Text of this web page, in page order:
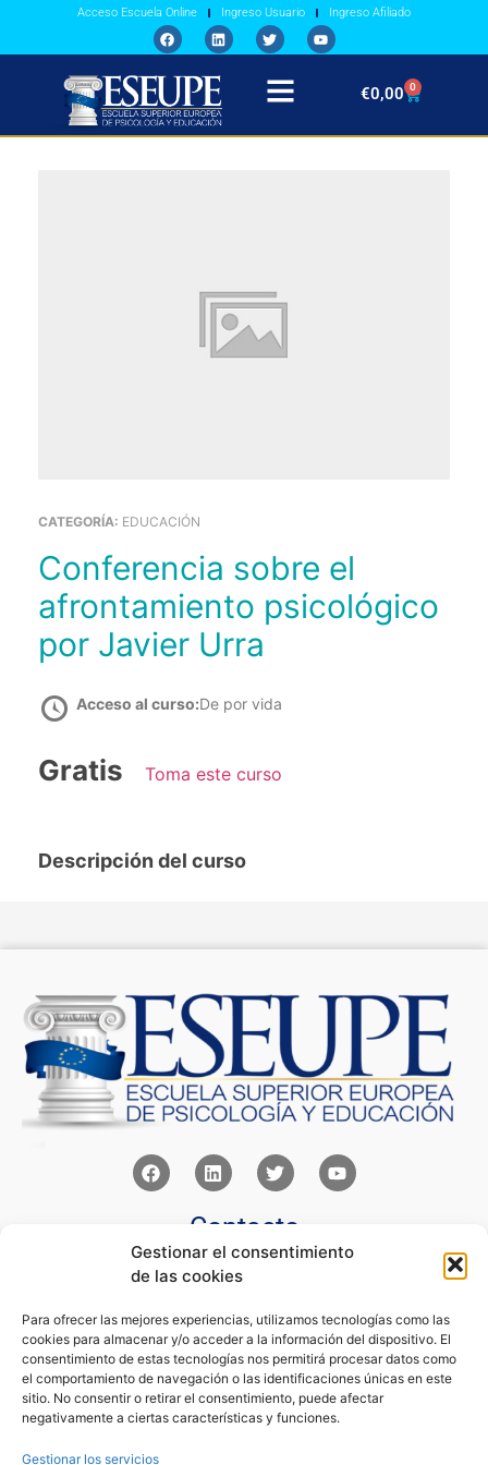
Gestionar el consentimiento
de las cookies
Para ofrecer las mejores experiencias, utilizamos tecnologías como las
cookies para almacenar y/o acceder a la información del dispositivo. El
consentimiento de estas tecnologías nos permitirá procesar datos como
el comportamiento de navegación o las identificaciones únicas en este
sitio. No consentir o retirar el consentimiento, puede afectar
negativamente a ciertas características y funciones.
Gestionar los servicios
Acceso Escuela Online Ingreso Usuario Ingreso Afiliado
€0,00 0
CATEGORÍA: EDUCACIÓN
Conferencia sobre el
afrontamiento psicológico
por Javier Urra
Acceso al curso:De por vida
Gratis Toma este curso
Descripción del curso
Contacto
Av Juan XXIII 15b Pozuelo de Alarcón – Madrid
+34 91 352 77 28
Links
Norlan Digital Marketing Para Psicólogos
Psicólogos Pozuelo
Psicología Para Tod@s